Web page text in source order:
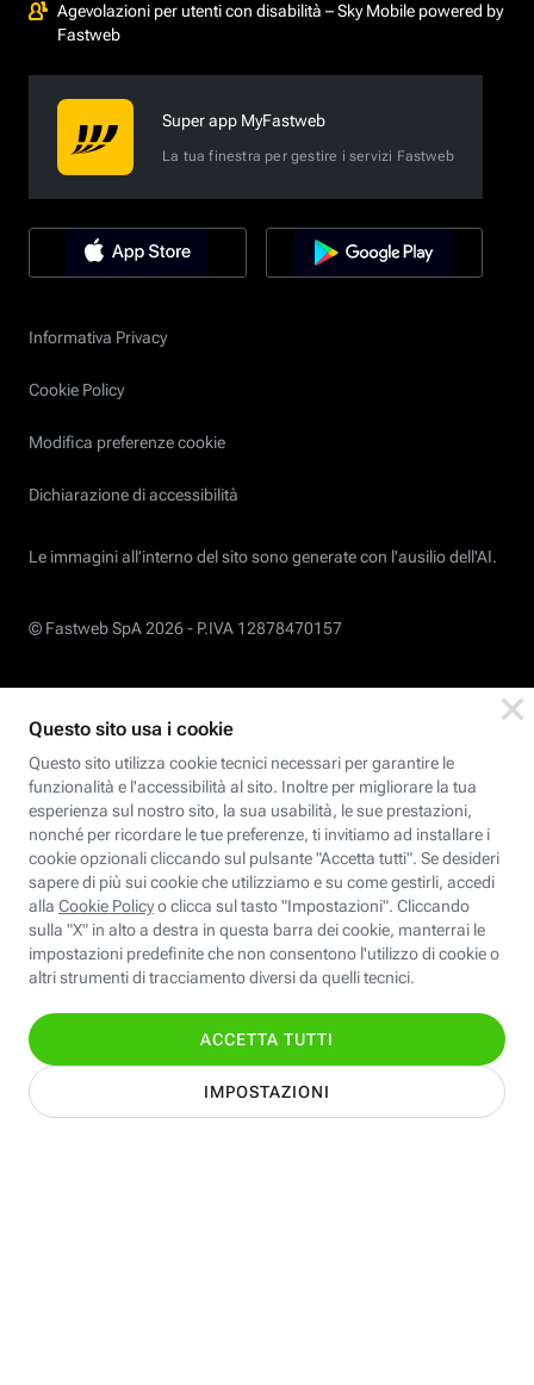
Agevolazioni per utenti con disabilità – Sky Mobile powered by
Fastweb
Super app MyFastweb
La tua finestra per gestire i servizi Fastweb
Informativa Privacy
Cookie Policy
Modifica preferenze cookie
Dichiarazione di accessibilità
Le immagini all’interno del sito sono generate con l'ausilio dell'AI.
© Fastweb SpA 2026 - P.IVA 12878470157